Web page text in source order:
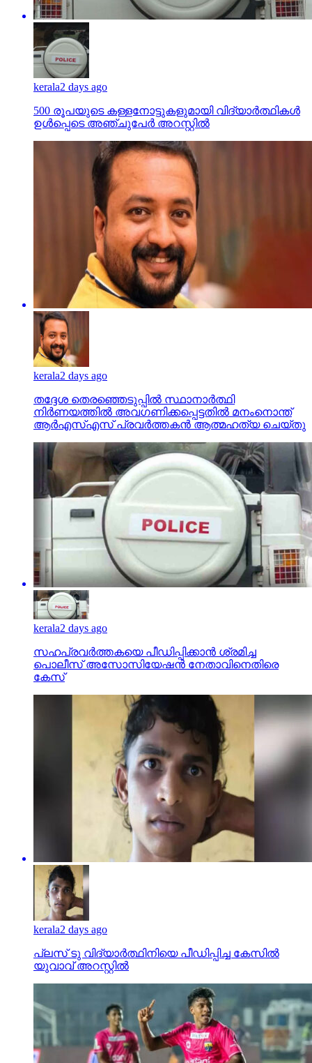
kerala2 days ago
500 രൂപയുടെ കള്ളനോട്ടുകളുമായി വിദ്യാര്‍ത്ഥികള്‍
ഉള്‍പ്പെടെ അഞ്ചുപേര്‍ അറസ്റ്റില്‍
kerala2 days ago
തദ്ദേശ തെരഞ്ഞെടുപ്പില്‍ സ്ഥാനാര്‍ത്ഥി
നിര്‍ണയത്തില്‍ അവഗണിക്കപ്പെട്ടതില്‍ മനംനൊന്ത്
ആര്‍എസ്എസ് പ്രവര്‍ത്തകന്‍ ആത്മഹത്യ ചെയ്തു
kerala2 days ago
സഹപ്രവര്‍ത്തകയെ പീഡിപ്പിക്കാന്‍ ശ്രമിച്ച
പൊലീസ് അസോസിയേഷന്‍ നേതാവിനെതിരെ
കേസ്
kerala2 days ago
പ്ലസ് ടു വിദ്യാര്‍ത്ഥിനിയെ പീഡിപ്പിച്ച കേസില്‍
യുവാവ് അറസ്റ്റില്‍